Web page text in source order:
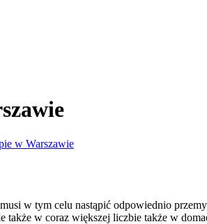
w Warszawie
w tym celu nastąpić odpowiednio
w coraz większej liczbie także w